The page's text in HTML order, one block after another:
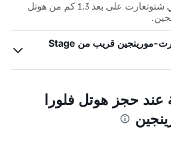
Palladium Theatre في شتوتغارت على بعد 1.3 كم من هوتل
هل هوتل فلورا شتوتجارت-مورينجين قريب من Stage
عند حجز هوتل فلورا